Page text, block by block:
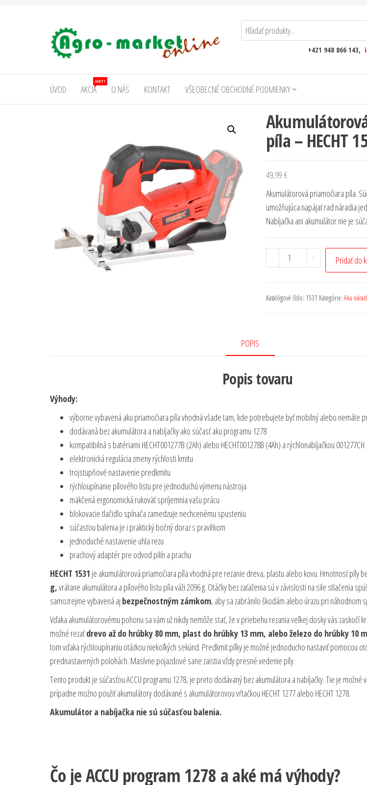
+421 948 866 143,
ÚVOD AKCIA
HOT!
O NÁS KONTAKT VŠEOBECNÉ OBCHODNÉ PODMIENKY
píla – HECHT
49,99 €
Akumulátorová priamočiara píla.
umožňujúca napájať rad náradia
Nabíjačka ani akumulátor nie je
- + Pridať do
Katalógové číslo: 1531 Kategórie: Aku
POPIS
Popis tovaru
Výhody:
výborne vybavená aku priamočiara píla vhodná všade tam, kde potrebujete byť mobilný alebo nemáte
dodávaná bez akumulátora a nabíjačky ako súčasť aku programu 1278
kompatibilná s batériami HECHT001277B (2Ah) alebo HECHT001278B (4Ah) a rýchlonabíjačkou 001277CH
elektronická regulácia zmeny rýchlosti kmitu
trojstupňové nastavenie predkmitu
rýchloupínanie pílového listu pre jednoduchú výmenu nástroja
mäkčená ergonomická rukoväť spríjemnia vašu prácu
blokovacie tlačidlo spínača zamedzuje nechcenému spusteniu
súčasťou balenia je i praktický bočný doraz s pravítkom
jednoduché nastavenie uhla rezu
prachový adaptér pre odvod pilín a prachu
HECHT 1531 je akumulátorová priamočiara píla vhodná pre rezanie dreva, plastu alebo kovu. Hmotnosť píly
g,vrátane akumulátora a pílového listu píla váži 2096 g. Otáčky bez zaťaženia sú v závislosti na sile stlačenia
samozrejme vybavená aj bezpečnostným zámkom, aby sa zabránilo škodám alebo úrazu pri náhodnom
Vďaka akumulátorovému pohonu sa vám už nikdy nemôže stať, že v priebehu rezania veľkej dosky vás zaskočí
možné rezaťdrevo až do hrúbky 80 mm, plast do hrúbky 13 mm, alebo železo do hrúbky 10
tom vďaka rýchloupínaniu otázkou niekoľkých sekúnd. Predkmit pílky je možné jednoducho nastaviť pomocou
prednastavených polohách. Masívne pojazdové sane zaistia vždy presné vedenie píly.
Tento produkt je súčasťou ACCU programu 1278, je preto dodávaný bez akumulátora a nabíjačky. Tie je
prípadne možno použiť akumulátory dodávané s akumulátorovou vŕtačkou HECHT 1277 alebo HECHT 1278.
Akumulátor a nabíjačka nie sú súčasťou balenia.
Čo je ACCU program 1278 a aké má výhody?